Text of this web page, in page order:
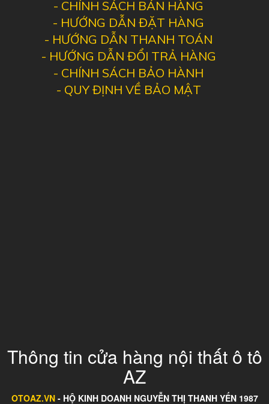
- CHÍNH SÁCH BÁN HÀNG
- HƯỚNG DẪN ĐẶT HÀNG
- HƯỚNG DẪN THANH TOÁN
- HƯỚNG DẪN ĐỔI TRẢ HÀNG
- CHÍNH SÁCH BẢO HÀNH
- QUY ĐỊNH VỀ BẢO MẬT
Thông tin cửa hàng nội thất ô tô
AZ
OTOAZ.VN- HỘ KINH DOANH NGUYỄN THỊ THANH YẾN 1987